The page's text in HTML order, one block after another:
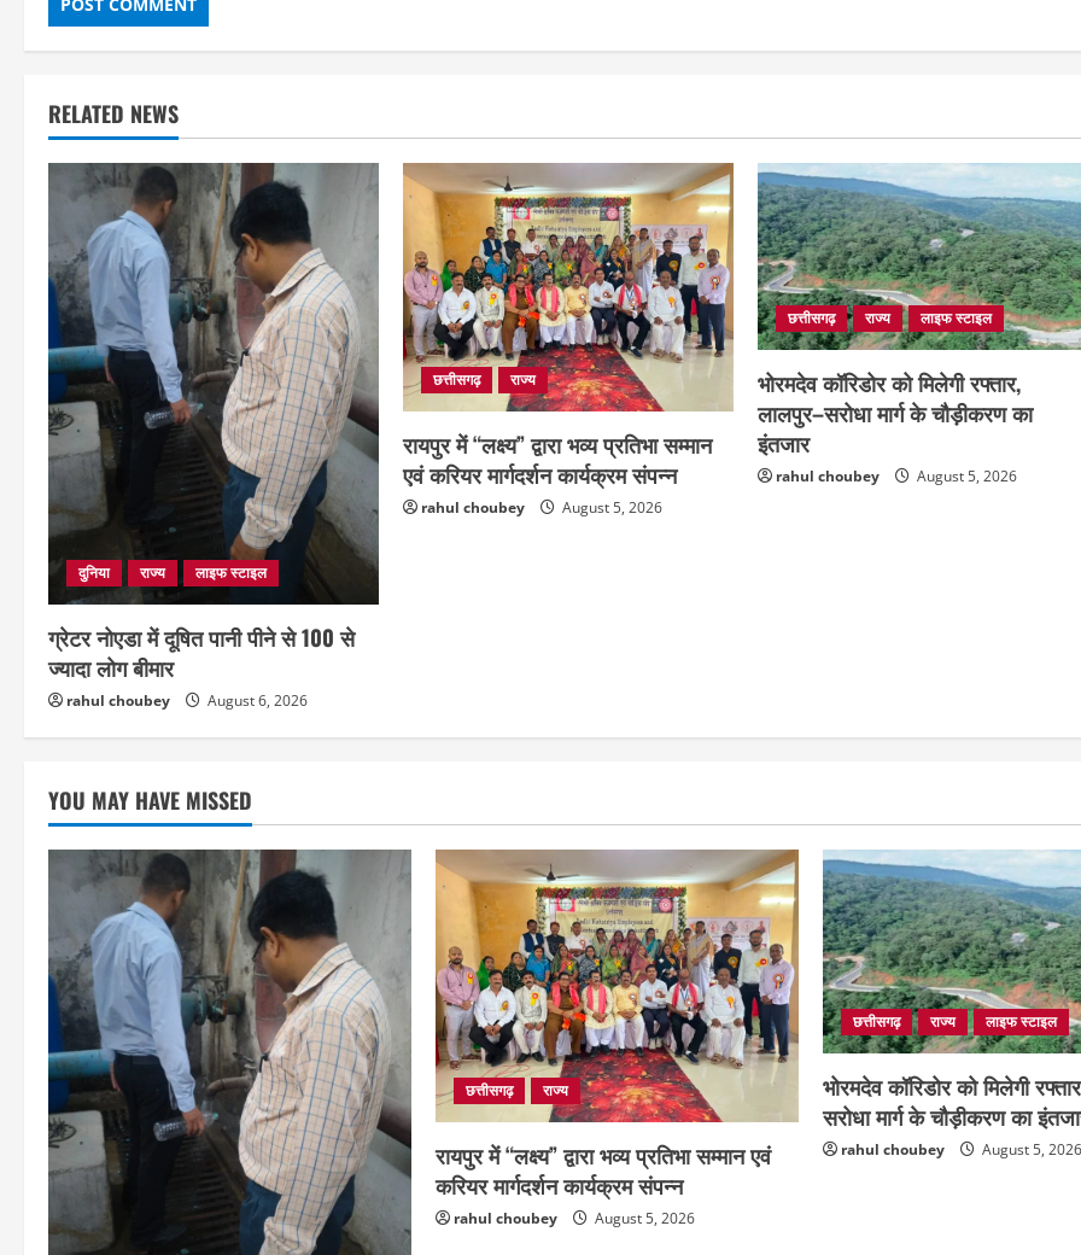
RELATED NEWS
दुनिया राज्य लाइफ स्टाइल
ग्रेटर नोएडा में दूषित पानी पीने से 100 से
ज्यादा लोग बीमार
rahul choubey August 6, 2026
छत्तीसगढ़ राज्य
रायपुर में “लक्ष्य” द्वारा भव्य प्रतिभा सम्मान
एवं करियर मार्गदर्शन कार्यक्रम संपन्न
rahul choubey August 5, 2026
छत्तीसगढ़ राज्य लाइफ स्टाइल
भोरमदेव कॉरिडोर को मिलेगी रफ्तार,
लालपुर–सरोधा मार्ग के चौड़ीकरण का
इंतजार
rahul choubey August 5, 2026
YOU MAY HAVE MISSED
छत्तीसगढ़ राज्य
रायपुर में “लक्ष्य” द्वारा भव्य प्रतिभा सम्मान एवं
करियर मार्गदर्शन कार्यक्रम संपन्न
rahul choubey August 5, 2026
छत्तीसगढ़ राज्य लाइफ स्टाइल
भोरमदेव कॉरिडोर को मिलेगी
सरोधा मार्ग के चौड़ीकरण का
rahul choubey August 5, 2026